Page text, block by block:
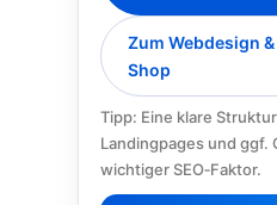
Zum Webdesign
Shop
Tipp: Eine klare
Landingpages und ggf.
wichtiger SEO‑Faktor.